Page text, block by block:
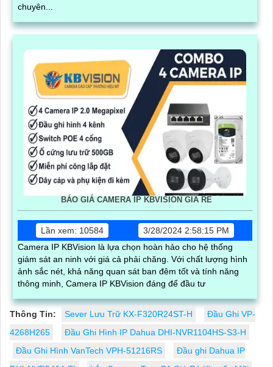
chuyên...
BÁO GIÁ CAMERA IP KBVISION GIÁ RÈ
Lần xem: 10584
3/28/2024 2:58:15 PM
Camera IP KBVision là lựa chọn hoàn hảo cho hệ thống
giám sát an ninh với giá cả phải chăng. Với chất lượng hình
ảnh sắc nét, khả năng quan sát ban đêm tốt và tính năng
thông minh, Camera IP KBVision đáng để đầu tư
Thông Tin: Sever Lưu Trữ KX-F320R24ST-H
Đầu Ghi VP-
4268H265
Đầu Ghi Hình IP Dahua DHI-NVR1104HS-S3-H
Đầu Ghi Hình VanTech VPH-51216RS
Đầu ghi Dahua IP